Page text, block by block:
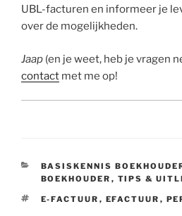
UBL-facturen en informeer je
over de mogelijkheden.
Jaap (en je weet, heb je vragen
contact met me op!
CATEGORIEËN
BASISKENNIS
BOEKHOUDER , TIPS &
TAGS
E-FACTUUR , EFACTUUR ,